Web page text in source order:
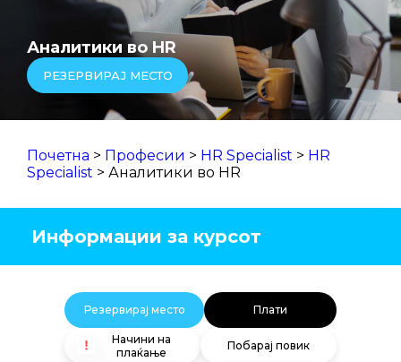
Аналитики во HR
РЕЗЕРВИРАЈ МЕСТО
Почетна > Професии > HR Specialist > HR
Specialist > Аналитики во HR
Информации за курсот
Резервирај место Плати
Начини на
плаќање
Побарај повик